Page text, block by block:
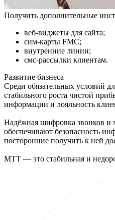
Получить дополнительные
веб-виджеты для сайта;
сим-карты FMC;
внутренние линии;
смс-рассылки клиентам.
Развитие бизнеса
Среди обязательных условий
стабильного роста чистой
информации и лояльность
Надёжная шифровка звонков и
обеспечивают безопасность
посторонние получить к ней
МТТ — это стабильная и